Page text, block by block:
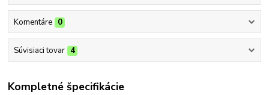
Komentáre 0
Súvisiaci tovar 4
Kompletné špecifikácie